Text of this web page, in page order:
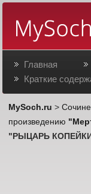
Главная
Краткие
MySoch.ru >
произведению
"РЫЦАРЬ